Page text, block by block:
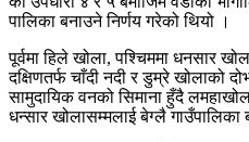
पालिका बनाउने निर्णय गरेको थियो ।
पूर्वमा हिले खोला, पश्चिममा धनसार
दक्षिणतर्फ चाँदी नदी र डुम्रे खोलाको
सामुदायिक वनको सिमाना हुँदै
धन्सार खोलासम्मलाई बेग्लै गाउँपालिका